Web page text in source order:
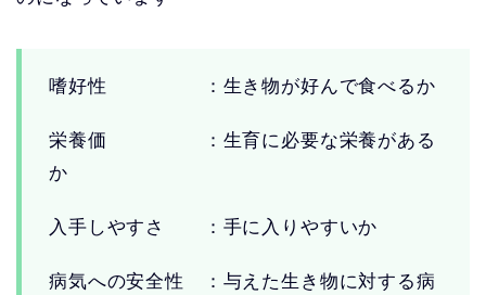
嗜好性 ：生き物が好んで食べるか
栄養価 ：生育に必要な栄養がある
か
入手しやすさ ：手に入りやすいか
病気への安全性 ：与えた生き物に対する病